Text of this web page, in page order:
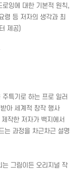
잉에 대한 기본적 원칙,
령 등 저자의 생각과 최
제공)
특기로 하는 프로 일러
아 세계적 창작 행사
작한 저자가 백지에서
는 과정을 차근차근 설명
그림이든 오리지널 작